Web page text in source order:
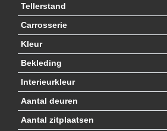
Tellerstand
Carrosserie
Kleur
Bekleding
Interieurkleur
Aantal deuren
Aantal zitplaatsen